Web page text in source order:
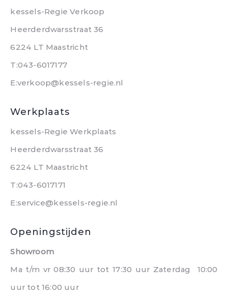
kessels-Regie Verkoop
Heerderdwarsstraat 36
6224 LT Maastricht
T:043-6017177
E:verkoop@kessels-regie.nl
Werkplaats
kessels-Regie Werkplaats
Heerderdwarsstraat 36
6224 LT Maastricht
T:043-6017171
E:service@kessels-regie.nl
Openingstijden
Showroom
Ma t/m vr 08:30 uur tot 17:30 uur Zaterdag 10:00
uur tot 16:00 uur